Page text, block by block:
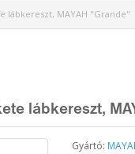
lábkereszt, MAYAH "Grande"
lábkereszt,
Gyártó: